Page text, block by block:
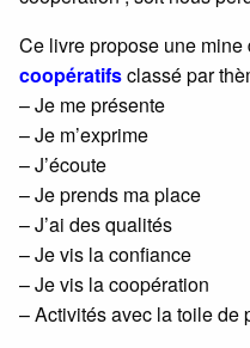
Ce livre propose une mine
coopératifsclassé par
– Je me présente
– Je m’exprime
– J’écoute
– Je prends ma place
– J’ai des qualités
– Je vis la confiance
– Je vis la coopération
– Activités avec la toile de